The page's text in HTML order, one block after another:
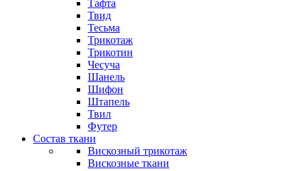
Тафта
Твид
Тесьма
Трикотаж
Трикотин
Чесуча
Шанель
Шифон
Штапель
Твил
Футер
Состав ткани
Вискозный трикотаж
Вискозные ткани